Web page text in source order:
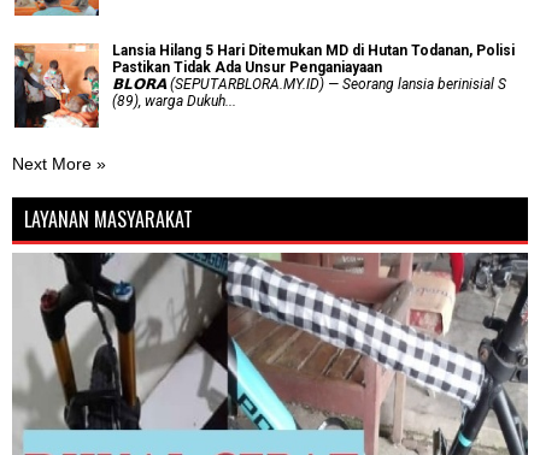
Lansia Hilang 5 Hari Ditemukan MD di Hutan Todanan, Polisi
Pastikan Tidak Ada Unsur Penganiayaan
𝗕𝗟𝗢𝗥𝗔 (SEPUTARBLORA.MY.ID) — Seorang lansia berinisial S
(89), warga Dukuh...
Next More »
LAYANAN MASYARAKAT